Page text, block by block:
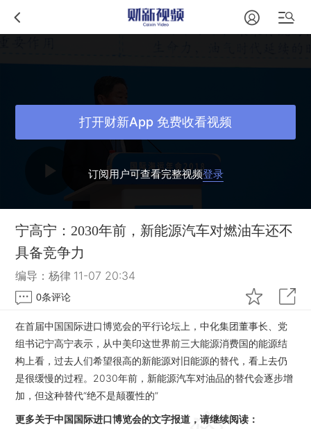
订阅用户可查看完整视频登录
打开财新App 免费收看视频
宁高宁：2030年前，新能源汽车对燃油车还不
具备竞争力
编导：杨律 11-07 20:34
0条评论
在首届中国国际进口博览会的平行论坛上，中化集团董事长、党
组书记宁高宁表示，从中美印这世界前三大能源消费国的能源结
构上看，过去人们希望很高的新能源对旧能源的替代，看上去仍
是很缓慢的过程。2030年前，新能源汽车对油品的替代会逐步增
加，但这种替代“绝不是颠覆性的”
更多关于中国国际进口博览会的文字报道，请继续阅读：